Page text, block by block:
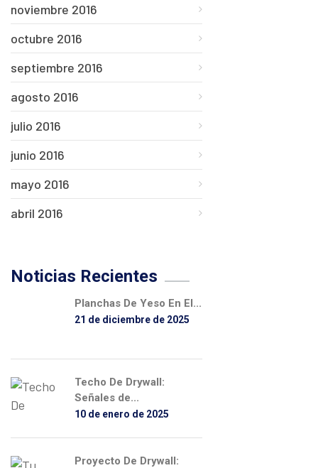
noviembre 2016
octubre 2016
septiembre 2016
agosto 2016
julio 2016
junio 2016
mayo 2016
abril 2016
Noticias Recientes
Planchas De Yeso En El...
21 de diciembre de 2025
Techo De Drywall:
Señales de...
10 de enero de 2025
Proyecto De Drywall: